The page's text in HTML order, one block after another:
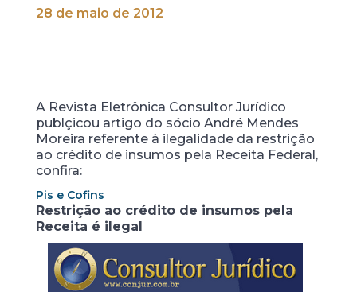
28 de maio de 2012
A Revista Eletrônica Consultor Jurídico
publçicou artigo do sócio André Mendes
Moreira referente à ilegalidade da restrição
ao crédito de insumos pela Receita Federal,
confira:
Pis e Cofins
Restrição ao crédito de insumos pela
Receita é ilegal